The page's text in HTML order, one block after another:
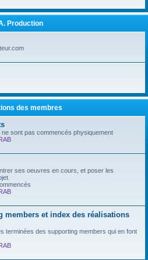
Production
des membres
sont pas commencés physiquement
ses oeuvres en cours, et poser les
members et index des réalisations
terminées des supporting members qui en font